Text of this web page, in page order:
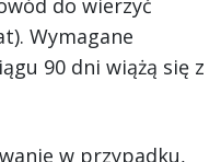
Wymagane
90 dni wiążą się z
w przypadku,